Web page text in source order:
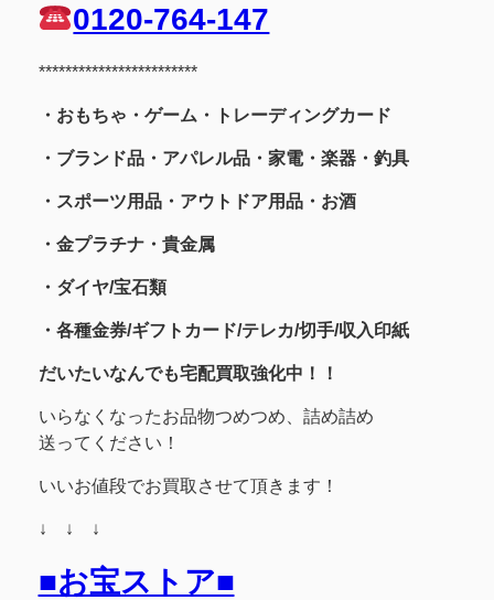
0120-764-147
************************
・おもちゃ・ゲーム・トレーディングカード
・ブランド品・アパレル品・家電・楽器・釣具
・スポーツ用品・アウトドア用品・お酒
・金プラチナ・貴金属
・ ダイヤ/宝石類
・各種金券/ギフトカード/テレカ/切手/収入印紙
だいたいなんでも宅配買取強化中！！
いらなくなったお品物つめつめ、詰め詰め
送ってください！
いいお値段でお買取させて頂きます！
↓ ↓ ↓
■お宝ストア■